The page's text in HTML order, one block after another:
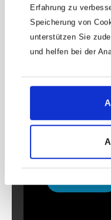
Erfahrung zu
Speicherung von
unterstützen Sie
und helfen bei der
mehr
15 €
Newsletter
zusätzlich
Adresse*